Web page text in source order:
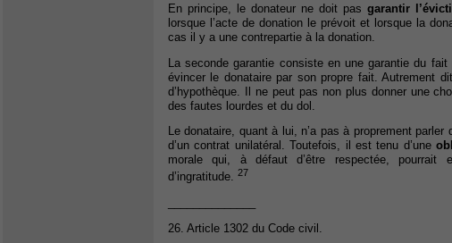
En principe, le donateur ne doit pas garantir
lorsque l’acte de donation le prévoit et lorsque la
cas il y a une contrepartie à la donation.
La seconde garantie consiste en une garantie du
évincer le donataire par son propre fait. Autrement
d’hypothèque. Il ne peut pas non plus donner une
des fautes lourdes et du dol.
Le donataire, quant à lui, n’a pas à proprement
d’un contrat unilatéral. Toutefois, il est tenu d’une
morale qui, à défaut d’être respectée, pourrait
d’ingratitude. 27
26. Article 1302 du Code civil.